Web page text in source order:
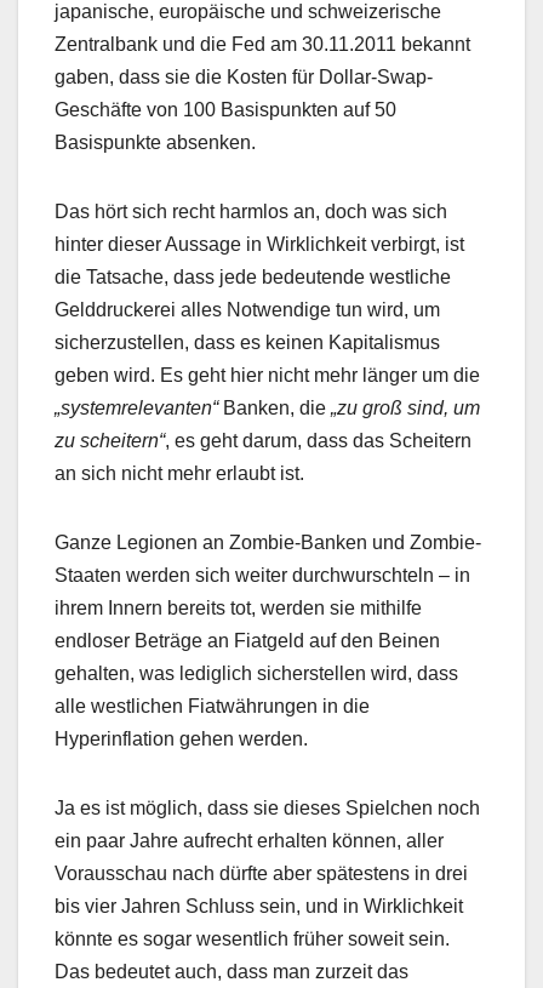
japanische, europäische und schweizerische
Zentralbank und die Fed am 30.11.2011 bekannt
gaben, dass sie die Kosten für Dollar-Swap-
Geschäfte von 100 Basispunkten auf 50
Basispunkte absenken.
Das hört sich recht harmlos an, doch was sich
hinter dieser Aussage in Wirklichkeit verbirgt, ist
die Tatsache, dass jede bedeutende westliche
Gelddruckerei alles Notwendige tun wird, um
sicherzustellen, dass es keinen Kapitalismus
geben wird. Es geht hier nicht mehr länger um die
„systemrelevanten“Banken, die „zu groß sind, um
zu scheitern“, es geht darum, dass das Scheitern
an sich nicht mehr erlaubt ist.
Ganze Legionen an Zombie-Banken und Zombie-
Staaten werden sich weiter durchwurschteln – in
ihrem Innern bereits tot, werden sie mithilfe
endloser Beträge an Fiatgeld auf den Beinen
gehalten, was lediglich sicherstellen wird, dass
alle westlichen Fiatwährungen in die
Hyperinflation gehen werden.
Ja es ist möglich, dass sie dieses Spielchen noch
ein paar Jahre aufrecht erhalten können, aller
Vorausschau nach dürfte aber spätestens in drei
bis vier Jahren Schluss sein, und in Wirklichkeit
könnte es sogar wesentlich früher soweit sein.
Das bedeutet auch, dass man zurzeit das